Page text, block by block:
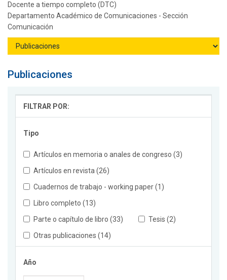
Docente a tiempo completo (DTC)
Departamento Académico de Comunicaciones - Sección
Comunicación
Publicaciones
FILTRAR POR:
Tipo
Artículos en memoria o anales de congreso (3)
Artículos en revista (26)
Cuadernos de trabajo - working paper (1)
Libro completo (13)
Parte o capítulo de libro (33)
Tesis (2)
Otras publicaciones (14)
Año